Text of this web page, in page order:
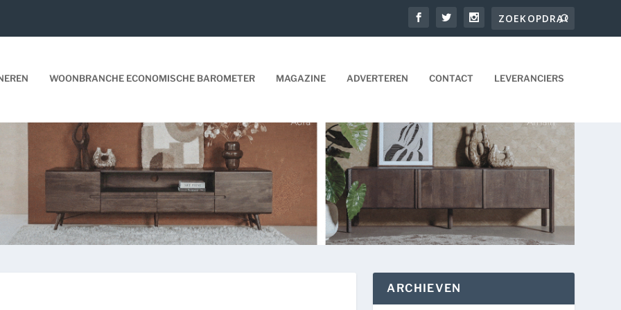
WOONBRANCHE ECONOMISCHE BAROMETER MAGAZINE ADVERTEREN CONTACT LEVERANCIERS
ARCHIEVEN